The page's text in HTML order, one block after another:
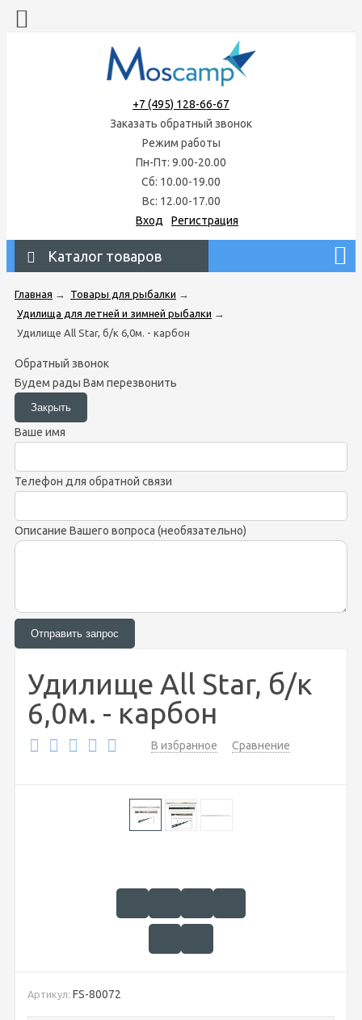
+7 (495) 128-66-67
Заказать обратный звонок
Режим работы
Пн-Пт: 9.00-20.00
Сб: 10.00-19.00
Вс: 12.00-17.00
Вход
Регистрация
Каталог товаров
Главная → Товары для рыбалки →
Удилища для летней и зимней рыбалки →
Удилище All Star, б/к 6,0м. - карбон
Обратный звонок
Будем рады Вам перезвонить
Ваше имя
Телефон для обратной связи
Описание Вашего вопроса (необязательно)
Удилище All Star, б/к
6,0м. - карбон
В избранное Сравнение
Артикул: FS-80072